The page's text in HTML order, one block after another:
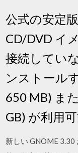
公式の安定
CD/DVD イ
接続してい
ンストール
650 MB) ま
GB) が利用可
新しい GNOME 3.30